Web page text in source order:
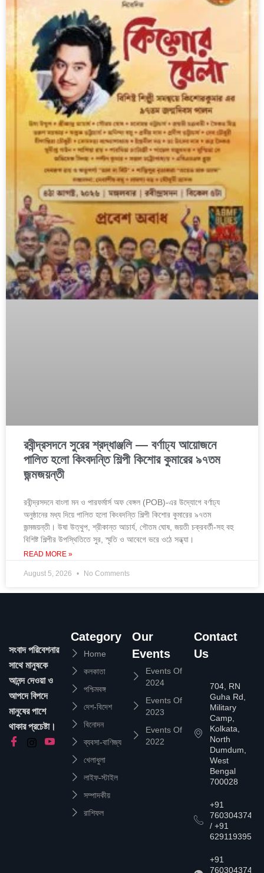
রবীন্দ্রসদনে সুরের শ্রদ্ধাঞ্জলি — বর্ণাঢ্য আয়োজনে
পালিত হলো কিংবদন্তি শিল্পী কিশোর কুমারের ৯৭তম
জন্মজয়ন্তী
রবীন্দ্রসদনে বাংলা মন ও পারফর্মার্স অফ বেঙ্গল (POB)-এর উদ্যোগে বর্ণাঢ্য
অনুষ্ঠানের মধ্য দিয়ে পালিত হলো কিংবদন্তি শিল্পী কিশোর কুমারের ৯৭তম
জন্মজয়ন্তী। উষা উত্থুপ, শ্রীকান্ত আচার্য, গৌতম ঘোষ, জয়তী চক্রবর্তী-সহ বহু
বিশিষ্ট শিল্পীর উপস্থিতিতে সুর, স্মৃতি ও আবেগে ভরে ওঠে সন্ধ্যা।
READ MORE »
August 5, 2026 No Comments
সংবাদ পরিবেশনার
সাথে মানুষকে
আনন্দ দেওয়া ও
আপদে বিপদে
মানুষের পাশে
থাকার প্রচেষ্টা।
Category
Home
কলকাতা
পশ্চিমবঙ্গ
দেশ-বিদেশ
বিনোদন
ব্যবসা-বাণিজ্য
খেলাধুলা
লাইফ-স্টাইল
সম্পাদকীয়
রাশিফল
Our
Events
Events Of
2024
Events Of
2023
Events Of
2022
Contact
Us
704, RN
Guha Rd,
Military
Camp,
Kolkata,
North
Dumdum,
West
Bengal
700028
+91
7603043747
/ +91
6291193957
+91
7603043747